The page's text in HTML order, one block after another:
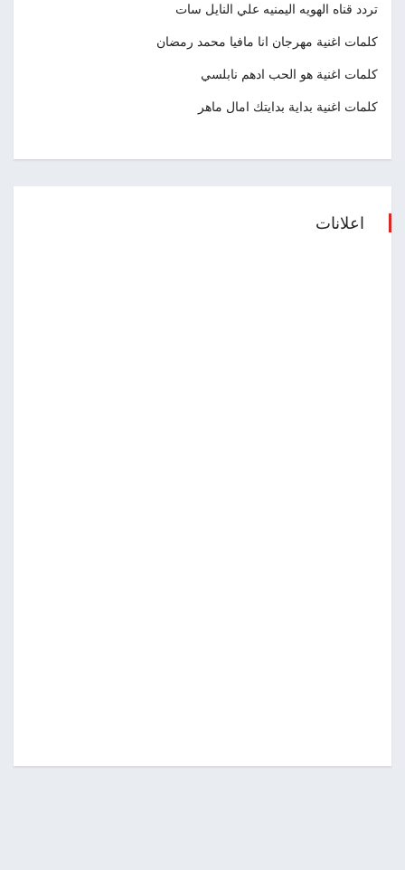
تردد قناه الهويه اليمنيه علي النايل سات
كلمات اغنية مهرجان انا مافيا محمد رمضان
كلمات اغنية هو الحب ادهم نابلسي
كلمات اغنية بداية بدايتك امال ماهر
اعلانات